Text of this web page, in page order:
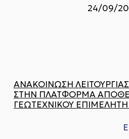
24/09/
ΑΝΑΚΟΙΝΩΣΗ
ΣΤΗΝ ΠΛΑΤΦΟΡΜΑ
ΓΕΩΤΕΧΝΙΚΟΥ